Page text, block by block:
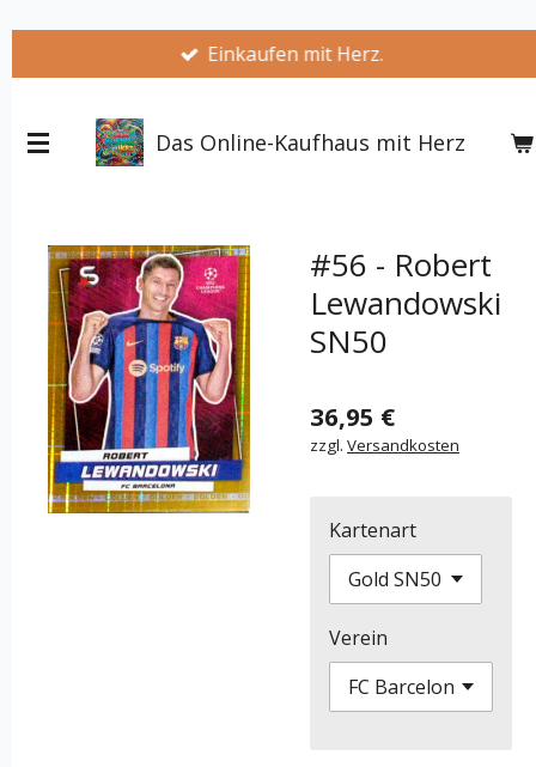
springen
Einkaufen mit Herz.
Das Online-Kaufhaus mit Herz
#56 - Robert
Lewandowski
SN50
36,95 €
zzgl. Versandkosten
Kartenart
Verein